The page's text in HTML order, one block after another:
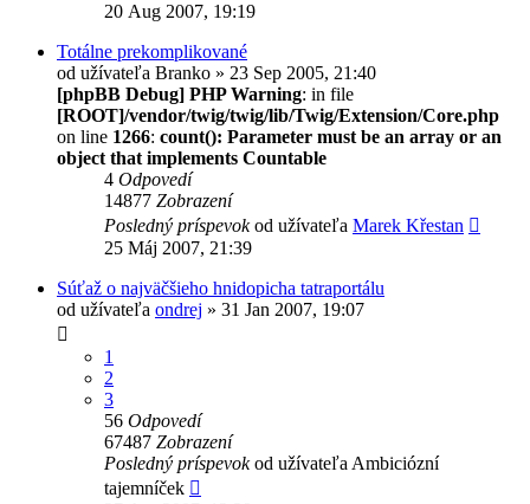
20 Aug 2007, 19:19
Totálne prekomplikované
od užívateľa Branko » 23 Sep 2005, 21:40
[phpBB Debug] PHP Warning: in file
[ROOT]/vendor/twig/twig/lib/Twig/Extension/Core.php
on line 1266: count(): Parameter must be an array or an
object that implements Countable
4 Odpovedí
14877 Zobrazení
Posledný príspevokod užívateľa Marek Křestan
25 Máj 2007, 21:39
Súťaž o najväčšieho hnidopicha tatraportálu
od užívateľa ondrej » 31 Jan 2007, 19:07
1
2
3
56 Odpovedí
67487 Zobrazení
Posledný príspevokod užívateľa Ambiciózní
tajemníček